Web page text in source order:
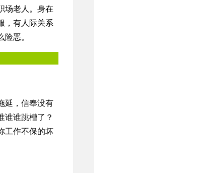
场老人。身在
，有人际关系
恶。
延，信奉没有
谁谁跳槽了？
工作不保的坏